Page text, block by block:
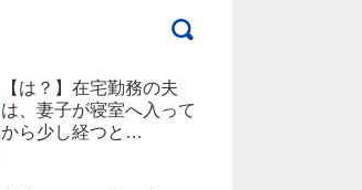
【は？】在宅勤務の夫
は、妻子が寝室へ入って
から少し経つと…